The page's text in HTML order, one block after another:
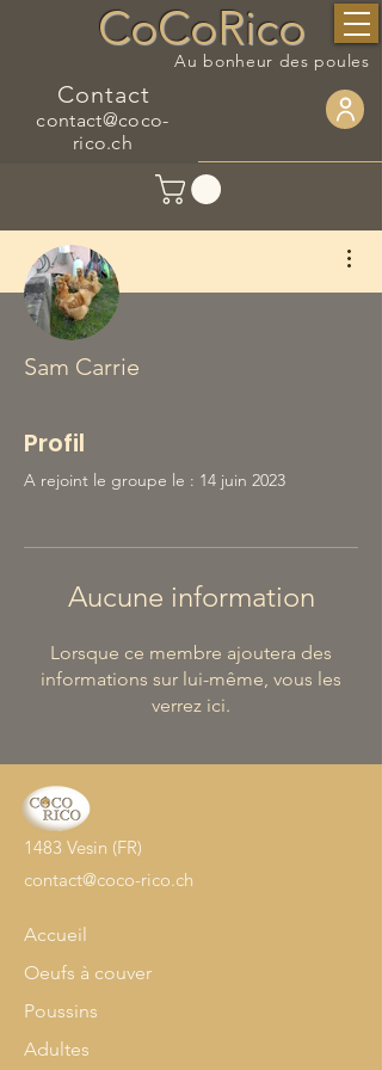
CoCoRico
Au bonheur des poules
Contact
contact@coco-
rico.ch
Sam Carrie
Profil
A rejoint le groupe le : 14 juin 2023
Aucune information
Lorsque ce membre ajoutera des
informations sur lui-même, vous les
verrez ici.
1483 Vesin (FR)
contact@coco-rico.ch
Accueil
Oeufs à couver
Poussins
Adultes